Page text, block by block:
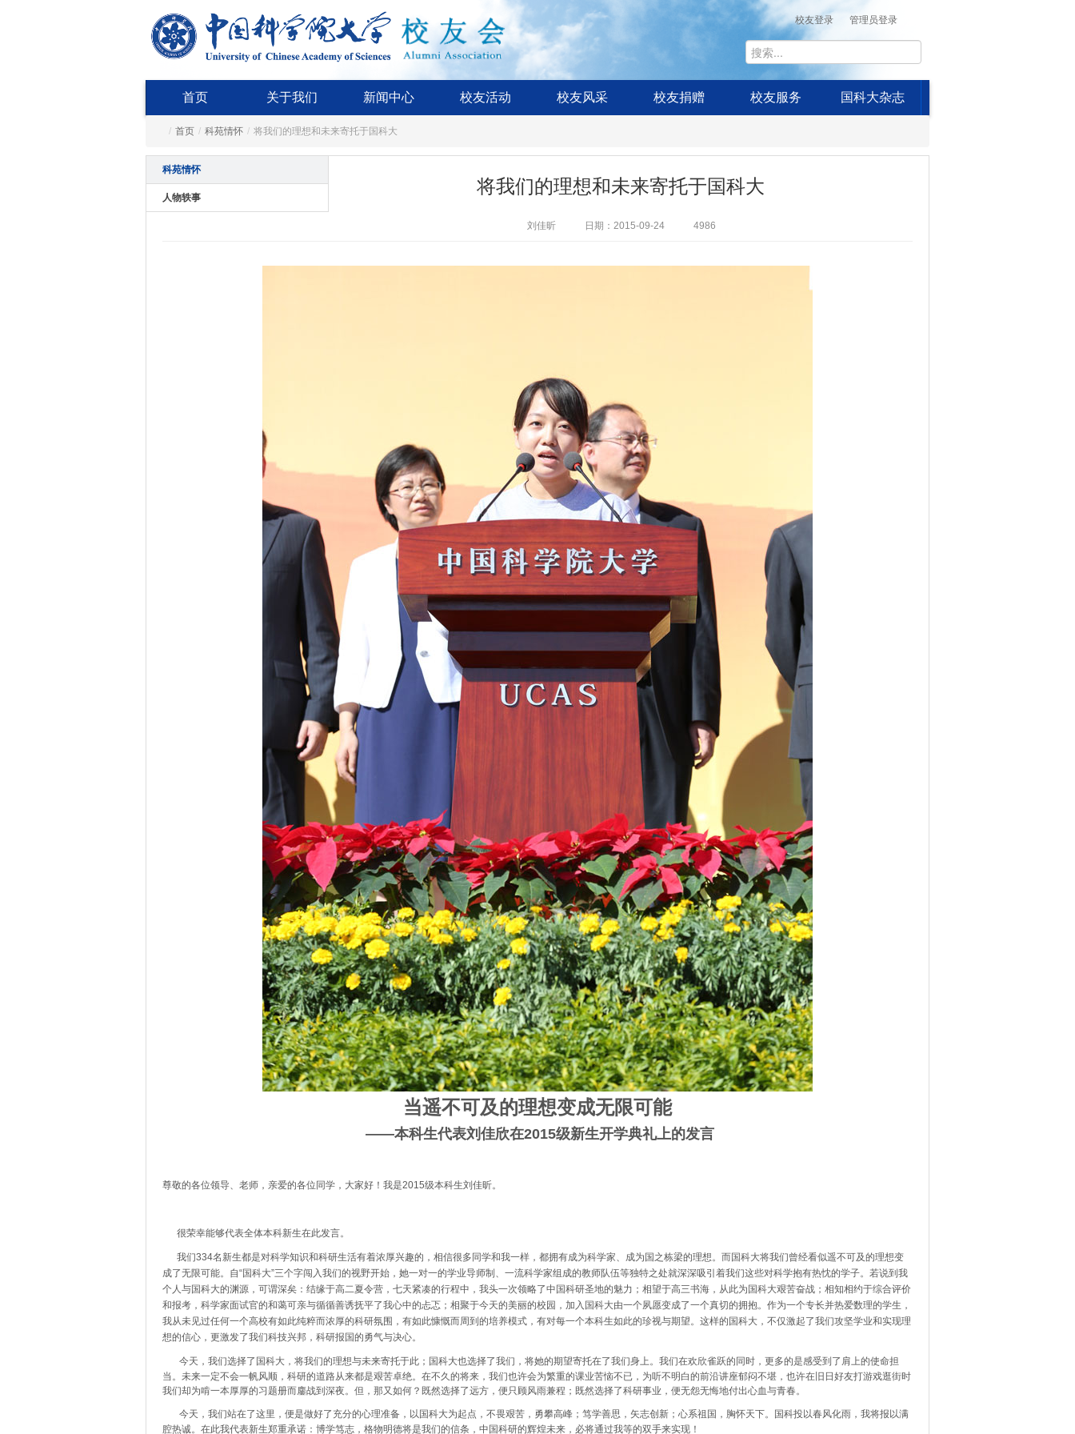
校友登录 管理员登录
首页 关于我们 新闻中心 校友活动 校友风采 校友捐赠 校友服务 国科大杂志
/ 首页 / 科苑情怀 / 将我们的理想和未来寄托于国科大
科苑情怀
人物轶事
将我们的理想和未来寄托于国科大
刘佳昕 日期：2015-09-24 4986
当遥不可及的理想变成无限可能
——本科生代表刘佳欣在2015级新生开学典礼上的发言
尊敬的各位领导、老师，亲爱的各位同学，大家好！我是2015级本科生刘佳昕。
很荣幸能够代表全体本科新生在此发言。
我们334名新生都是对科学知识和科研生活有着浓厚兴趣的，相信很多同学和我一样，都拥有成为科学家、成为国之栋梁的理想。而国科大将我们曾经看似遥不可及的理想变
成了无限可能。自“国科大”三个字闯入我们的视野开始，她一对一的学业导师制、一流科学家组成的教师队伍等独特之处就深深吸引着我们这些对科学抱有热忱的学子。若说到我
个人与国科大的渊源，可谓深矣：结缘于高二夏令营，七天紧凑的行程中，我头一次领略了中国科研圣地的魅力；相望于高三书海，从此为国科大艰苦奋战；相知相约于综合评价
和报考，科学家面试官的和蔼可亲与循循善诱抚平了我心中的忐忑；相聚于今天的美丽的校园，加入国科大由一个夙愿变成了一个真切的拥抱。作为一个专长并热爱数理的学生，
我从未见过任何一个高校有如此纯粹而浓厚的科研氛围，有如此慷慨而周到的培养模式，有对每一个本科生如此的珍视与期望。这样的国科大，不仅激起了我们攻坚学业和实现理
想的信心，更激发了我们科技兴邦，科研报国的勇气与决心。
今天，我们选择了国科大，将我们的理想与未来寄托于此；国科大也选择了我们，将她的期望寄托在了我们身上。我们在欢欣雀跃的同时，更多的是感受到了肩上的使命担
当。未来一定不会一帆风顺，科研的道路从来都是艰苦卓绝。在不久的将来，我们也许会为繁重的课业苦恼不已，为听不明白的前沿讲座郁闷不堪，也许在旧日好友打游戏逛街时
我们却为啃一本厚厚的习题册而鏖战到深夜。但，那又如何？既然选择了远方，便只顾风雨兼程；既然选择了科研事业，便无怨无悔地付出心血与青春。
今天，我们站在了这里，便是做好了充分的心理准备，以国科大为起点，不畏艰苦，勇攀高峰；笃学善思，矢志创新；心系祖国，胸怀天下。国科投以春风化雨，我将报以满
腔热诚。在此我代表新生郑重承诺：博学笃志，格物明德将是我们的信条，中国科研的辉煌未来，必将通过我等的双手来实现！